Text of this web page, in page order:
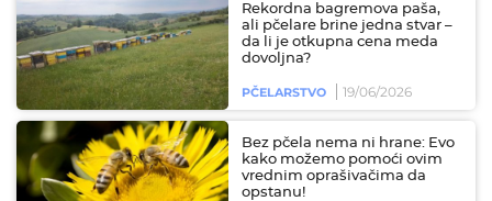
Rekordna bagremova paša,
ali pčelare brine jedna stvar –
da li je otkupna cena meda
dovoljna?
PČELARSTVO 19/06/2026
Bez pčela nema ni hrane: Evo
kako možemo pomoći ovim
vrednim oprašivačima da
opstanu!